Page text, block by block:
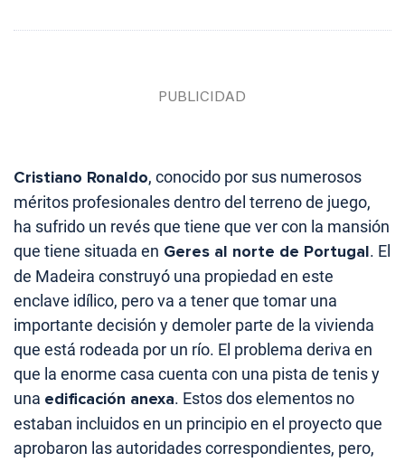
Cristiano Ronaldo, conocido por sus numerosos
méritos profesionales dentro del terreno de juego,
ha sufrido un revés que tiene que ver con la mansión
que tiene situada en Geres al norte de Portugal. El
de Madeira construyó una propiedad en este
enclave idílico, pero va a tener que tomar una
importante decisión y demoler parte de la vivienda
que está rodeada por un río. El problema deriva en
que la enorme casa cuenta con una pista de tenis y
una edificación anexa. Estos dos elementos no
estaban incluidos en un principio en el proyecto que
aprobaron las autoridades correspondientes, pero,